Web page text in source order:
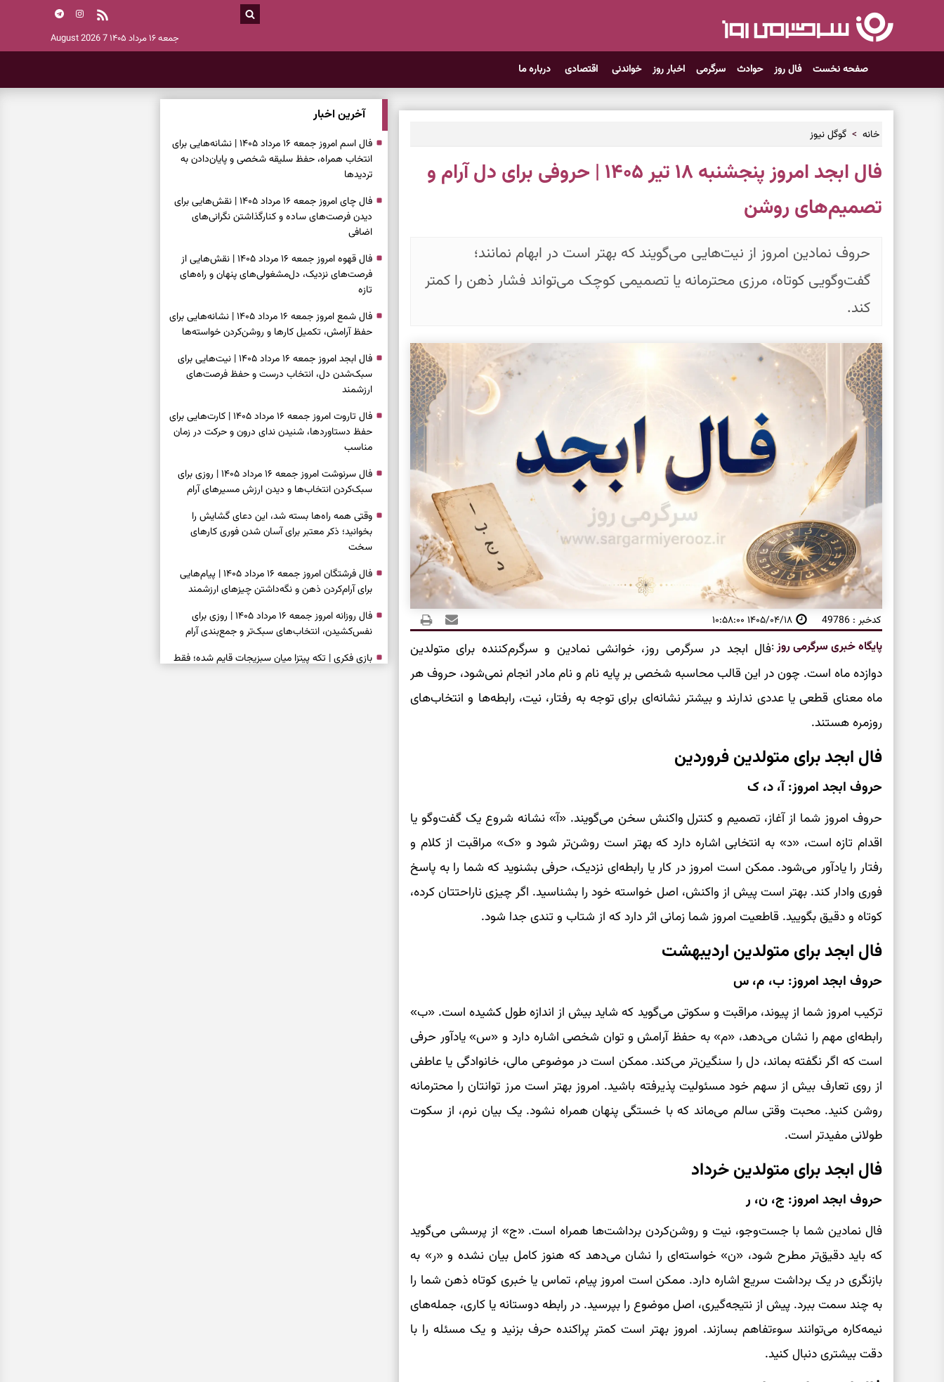
جمعه ۱۶ مرداد ۱۴۰۵ 7 August 2026
صفحه نخست فال روز حوادث سرگرمی اخبار روز خواندنی اقتصادی درباره ما
خانه گوگل نیوز
فال ابجد امروز پنجشنبه ۱۸ تیر ۱۴۰۵ | حروفی برای دل آرام و
تصمیم‌های روشن
حروف نمادین امروز از نیت‌هایی می‌گویند که بهتر است در ابهام نمانند؛
گفت‌وگویی کوتاه، مرزی محترمانه یا تصمیمی کوچک می‌تواند فشار ذهن را کمتر
کند.
کدخبر : 49786 ۱۴۰۵/۰۴/۱۸ ۱۰:۵۸:۰۰
پایگاه خبری سرگرمی روز:فال ابجد در سرگرمی روز، خوانشی نمادین و سرگرم‌کننده برای متولدین
دوازده ماه است. چون در این قالب محاسبه شخصی بر پایه نام و نام مادر انجام نمی‌شود، حروف هر
ماه معنای قطعی یا عددی ندارند و بیشتر نشانه‌ای برای توجه به رفتار، نیت، رابطه‌ها و انتخاب‌های
روزمره هستند.
فال ابجد برای متولدین فروردین
حروف ابجد امروز: آ، د، ک
حروف امروز شما از آغاز، تصمیم و کنترل واکنش سخن می‌گویند. «آ» نشانه شروع یک گفت‌وگو یا
اقدام تازه است، «د» به انتخابی اشاره دارد که بهتر است روشن‌تر شود و «ک» مراقبت از کلام و
رفتار را یادآور می‌شود. ممکن است امروز در کار یا رابطه‌ای نزدیک، حرفی بشنوید که شما را به پاسخ
فوری وادار کند. بهتر است پیش از واکنش، اصل خواسته خود را بشناسید. اگر چیزی ناراحتتان کرده،
کوتاه و دقیق بگویید. قاطعیت امروز شما زمانی اثر دارد که از شتاب و تندی جدا شود.
فال ابجد برای متولدین اردیبهشت
حروف ابجد امروز: ب، م، س
ترکیب امروز شما از پیوند، مراقبت و سکوتی می‌گوید که شاید بیش از اندازه طول کشیده است. «ب»
رابطه‌ای مهم را نشان می‌دهد، «م» به حفظ آرامش و توان شخصی اشاره دارد و «س» یادآور حرفی
است که اگر نگفته بماند، دل را سنگین‌تر می‌کند. ممکن است در موضوعی مالی، خانوادگی یا عاطفی
از روی تعارف بیش از سهم خود مسئولیت پذیرفته باشید. امروز بهتر است مرز توانتان را محترمانه
روشن کنید. محبت وقتی سالم می‌ماند که با خستگی پنهان همراه نشود. یک بیان نرم، از سکوت
طولانی مفیدتر است.
فال ابجد برای متولدین خرداد
حروف ابجد امروز: ج، ن، ر
فال نمادین شما با جست‌وجو، نیت و روشن‌کردن برداشت‌ها همراه است. «ج» از پرسشی می‌گوید
که باید دقیق‌تر مطرح شود، «ن» خواسته‌ای را نشان می‌دهد که هنوز کامل بیان نشده و «ر» به
بازنگری در یک برداشت سریع اشاره دارد. ممکن است امروز پیام، تماس یا خبری کوتاه ذهن شما را
به چند سمت ببرد. پیش از نتیجه‌گیری، اصل موضوع را بپرسید. در رابطه دوستانه یا کاری، جمله‌های
نیمه‌کاره می‌توانند سوءتفاهم بسازند. امروز بهتر است کمتر پراکنده حرف بزنید و یک مسئله را با
دقت بیشتری دنبال کنید.
آخرین اخبار
فال اسم امروز جمعه ۱۶ مرداد ۱۴۰۵ | نشانه‌هایی برای
انتخاب همراه، حفظ سلیقه شخصی و پایان‌دادن به
تردیدها
فال چای امروز جمعه ۱۶ مرداد ۱۴۰۵ | نقش‌هایی برای
دیدن فرصت‌های ساده و کنارگذاشتن نگرانی‌های
اضافی
فال قهوه امروز جمعه ۱۶ مرداد ۱۴۰۵ | نقش‌هایی از
فرصت‌های نزدیک، دل‌مشغولی‌های پنهان و راه‌های
تازه
فال شمع امروز جمعه ۱۶ مرداد ۱۴۰۵ | نشانه‌هایی برای
حفظ آرامش، تکمیل کارها و روشن‌کردن خواسته‌ها
فال ابجد امروز جمعه ۱۶ مرداد ۱۴۰۵ | نیت‌هایی برای
سبک‌شدن دل، انتخاب درست و حفظ فرصت‌های
ارزشمند
فال تاروت امروز جمعه ۱۶ مرداد ۱۴۰۵ | کارت‌هایی برای
حفظ دستاوردها، شنیدن ندای درون و حرکت در زمان
مناسب
فال سرنوشت امروز جمعه ۱۶ مرداد ۱۴۰۵ | روزی برای
سبک‌کردن انتخاب‌ها و دیدن ارزش مسیرهای آرام
وقتی همه راه‌ها بسته شد، این دعای گشایش را
بخوانید؛ ذکر معتبر برای آسان شدن فوری کارهای
سخت
فال فرشتگان امروز جمعه ۱۶ مرداد ۱۴۰۵ | پیام‌هایی
برای آرام‌کردن ذهن و نگه‌داشتن چیزهای ارزشمند
فال روزانه امروز جمعه ۱۶ مرداد ۱۴۰۵ | روزی برای
نفس‌کشیدن، انتخاب‌های سبک‌تر و جمع‌بندی آرام
بازی فکری | تکه پیتزا میان سبزیجات قایم شده؛ فقط